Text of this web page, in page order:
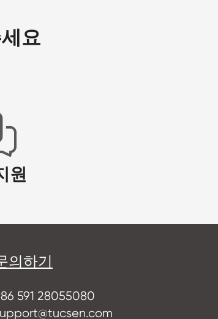
요
원
의하기
591 28055080